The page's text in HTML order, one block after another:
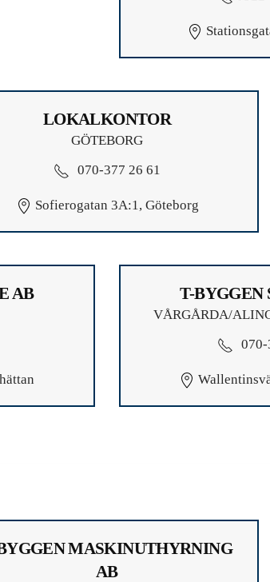
LOKALKONTOR
GÖTEBORG
070-377 26 61
Sofierogatan 3A:1, Göteborg
AB T-BYGGEN
VÅRGÅRDA/
070-
MASKINUTHYRNING
AB